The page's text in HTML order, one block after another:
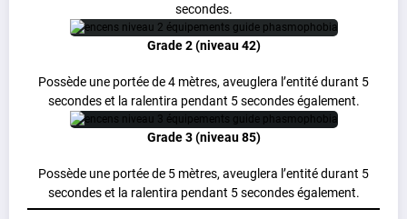
secondes.
Grade 2 (niveau 42)
Possède une portée de 4 mètres, aveuglera l’entité durant 5
secondes et la ralentira pendant 5 secondes également.
Grade 3 (niveau 85)
Possède une portée de 5 mètres, aveuglera l’entité durant 5
secondes et la ralentira pendant 5 secondes également.